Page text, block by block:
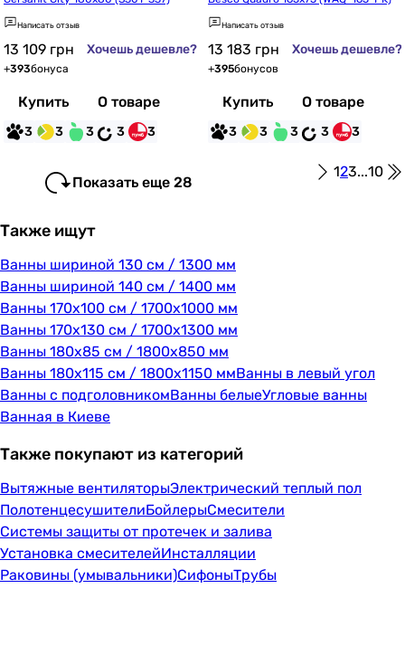
Написать отзыв
13 109 грн Хочешь дешевле?
+393бонуса
Купить О товаре
3 3 3 3 3
Написать отзыв
13 183 грн Хочешь дешевле?
+395бонусов
Купить О товаре
3 3 3 3 3
Показать еще 28
123...10
Также ищут
Ванны шириной 130 см / 1300 мм
Ванны шириной 140 см / 1400 мм
Ванны 170х100 см / 1700х1000 мм
Ванны 170х130 см / 1700х1300 мм
Ванны 180х85 см / 1800х850 мм
Ванны 180х115 см / 1800х1150 ммВанны в левый угол
Ванны с подголовникомВанны белыеУгловые ванны
Ванная в Киеве
Также покупают из категорий
Вытяжные вентиляторыЭлектрический теплый пол
ПолотенцесушителиБойлерыСмесители
Системы защиты от протечек и залива
Установка смесителейИнсталляции
Раковины (умывальники)СифоныТрубы